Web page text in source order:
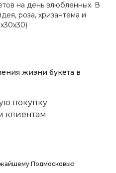
на день влюбленных. В
роза, хризантема и
жизни букета в
покупку
клиентам
Подмосковью